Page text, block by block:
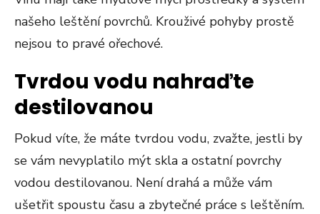
našeho leštění povrchů. Krouživé pohyby prostě
nejsou to pravé ořechové.
Tvrdou vodu nahraďte
destilovanou
Pokud víte, že máte tvrdou vodu, zvažte, jestli by
se vám nevyplatilo mýt skla a ostatní povrchy
vodou destilovanou. Není drahá a může vám
ušetřit spoustu času a zbytečné práce s leštěním.